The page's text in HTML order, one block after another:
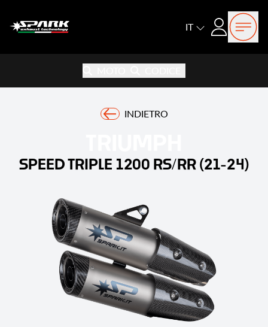
IT Login
INDIETRO
SPEED TRIPLE 1200 RS/RR (21-24)